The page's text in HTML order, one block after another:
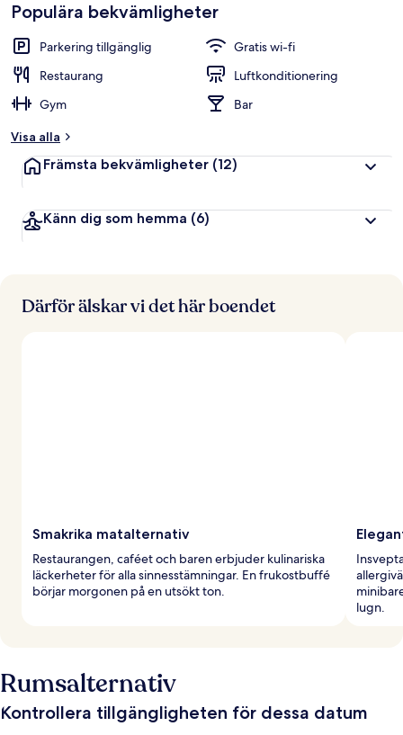
Populära bekvämligheter
Parkering tillgänglig
Gratis wi-fi
Restaurang
Luftkonditionering
Gym
Bar
Visa alla
Främsta bekvämligheter (12)
Känn dig som hemma (6)
Därför älskar vi det här boendet
Smakrika matalternativ
Restaurangen, caféet och baren erbjuder kulinariska
läckerheter för alla sinnesstämningar. En frukostbuffé
börjar morgonen på en utsökt ton.
lugn.
Rumsalternativ
Kontrollera tillgängligheten för dessa datum